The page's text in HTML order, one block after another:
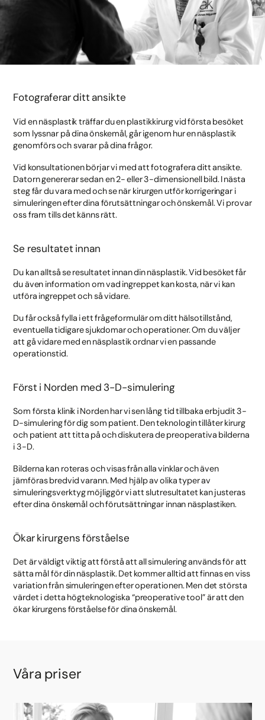
Fotograferar ditt ansikte
Vid en näsplastik träffar du en plastikkirurg vid första besöket
som lyssnar på dina önskemål, går igenom hur en näsplastik
genomförs och svarar på dina frågor.
Vid konsultationen börjar vi med att fotografera ditt ansikte.
Datorn genererar sedan en 2- eller 3-dimensionell bild. I nästa
steg får du vara med och se när kirurgen utför korrigeringar i
simuleringen efter dina förutsättningar och önskemål. Vi provar
oss fram tills det känns rätt.
Se resultatet innan
Du kan alltså se resultatet innan din näsplastik. Vid besöket får
du även information om vad ingreppet kan kosta, när vi kan
utföra ingreppet och så vidare.
Du får också fylla i ett frågeformulär om ditt hälsotillstånd,
eventuella tidigare sjukdomar och operationer. Om du väljer
att gå vidare med en näsplastik ordnar vi en passande
operationstid.
Först i Norden med 3-D-simulering
Som första klinik i Norden har vi sen lång tid tillbaka erbjudit 3-
D-simulering för dig som patient. Den teknologin tillåter kirurg
och patient att titta på och diskutera de preoperativa bilderna
i 3-D.
Bilderna kan roteras och visas från alla vinklar och även
jämföras bredvid varann. Med hjälp av olika typer av
simuleringsverktyg möjliggör vi att slutresultatet kan justeras
efter dina önskemål och förutsättningar innan näsplastiken.
Ökar kirurgens förståelse
Det är väldigt viktig att förstå att all simulering används för att
sätta mål för din näsplastik. Det kommer alltid att finnas en viss
variation från simuleringen efter operationen. Men det största
värdet i detta högteknologiska “preoperative tool” är att den
ökar kirurgens förståelse för dina önskemål.
Våra priser